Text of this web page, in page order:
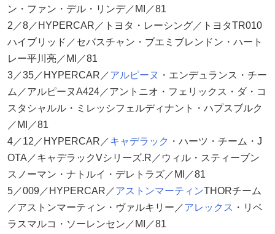
ン・ファン・デル・リンデ／MI／81
2／8／HYPERCAR／トヨタ・レーシング／トヨタTR010
ハイブリッド／セバスチャン・ブエミブレンドン・ハート
レー平川亮／MI／81
3／35／HYPERCAR／アルピーヌ ・エンデュランス・チー
ム／アルピーヌA424／アントニオ・フェリックス・ダ・コ
スタシャルル・ミレッシフェルディナント・ハプスブルク
／MI／81
4／12／HYPERCAR／キャデラック ・ハーツ・チーム・J
OTA／キャデラックVシリーズ.R／ウィル・スティーブン
スノーマン・ナトルイ・デレトラズ／MI／81
5／009／HYPERCAR／アストンマーティンTHORチーム
／アストンマーティン・ヴァルキリー／アレックス ・リベ
ラスマルコ・ソーレンセン／MI／81